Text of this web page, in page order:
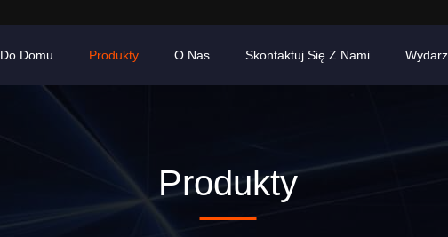
Do Domu Produkty O Nas Skontaktuj Się Z Nami
Produkty